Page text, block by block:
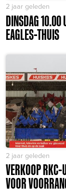
2 jaar geleden
DINSDAG 10.00
EAGLES-THUIS
2 jaar geleden
VERKOOP
VOOR